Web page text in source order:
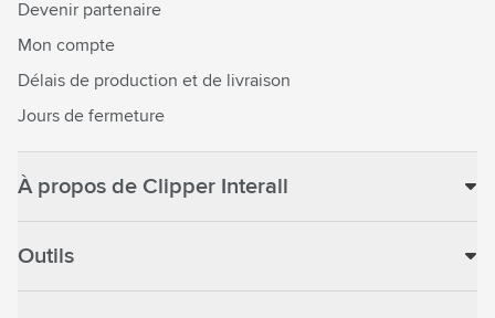
Devenir partenaire
Mon compte
Délais de production et de livraison
Jours de fermeture
À propos de Clipper Interall
Outils